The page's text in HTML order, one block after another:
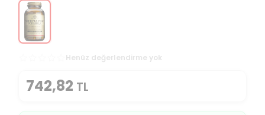
Henüz değerlendirme yok
742,82 TL